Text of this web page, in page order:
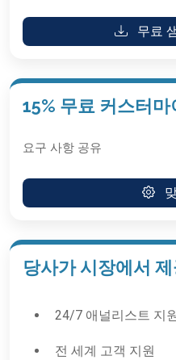
무료
15% 무료 커스터마
요구 사항 공유
당사가 시장에서
24/7 애널리스트 지
전 세계 고객 지원